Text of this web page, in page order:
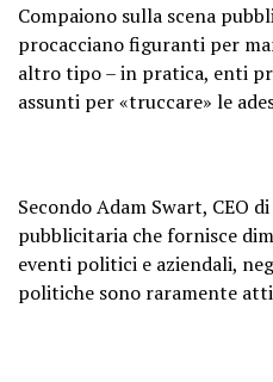
Compaiono sulla scena
procacciano figuranti per
altro tipo – in pratica, enti
assunti per «truccare» le
Secondo Adam Swart, CEO
pubblicitaria che fornisce
eventi politici e aziendali,
politiche sono raramente